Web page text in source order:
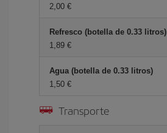
2,00 €
Refresco (botella de 0.33 litros)
1,89 €
Agua (botella de 0.33 litros)
1,50 €
Transporte